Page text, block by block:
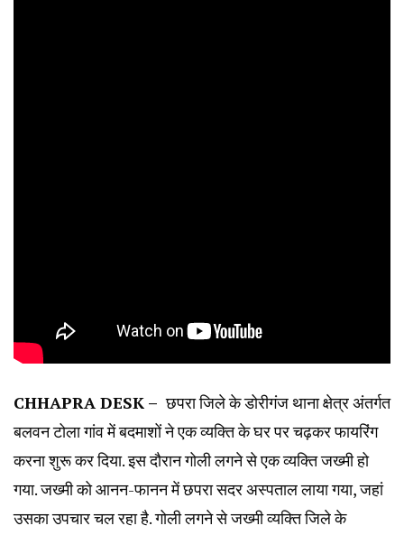
CHHAPRA DESK –छपरा जिले के डोरीगंज थाना क्षेत्र अंतर्गत
बलवन टोला गांव में बदमाशों ने एक व्यक्ति के घर पर चढ़कर फायरिंग
करना शुरू कर दिया. इस दौरान गोली लगने से एक व्यक्ति जख्मी हो
गया. जख्मी को आनन-फानन में छपरा सदर अस्पताल लाया गया, जहां
उसका उपचार चल रहा है. गोली लगने से जख्मी व्यक्ति जिले के